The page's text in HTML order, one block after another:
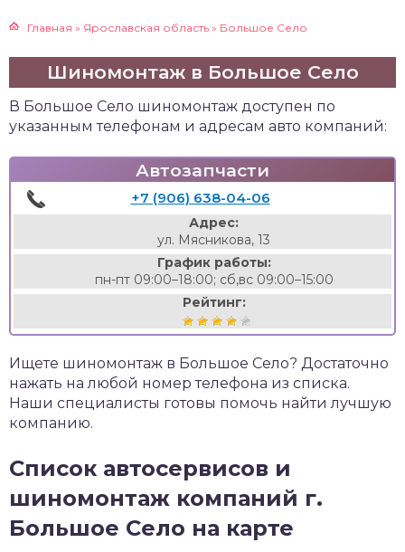
Главная » Ярославская область » Большое Село
Шиномонтаж в Большое Село
В Большое Село шиномонтаж доступен по
указанным телефонам и адресам авто компаний:
Автозапчасти
+7 (906) 638-04-06
Адрес:
ул. Мясникова, 13
График работы:
пн-пт 09:00–18:00; сб,вс 09:00–15:00
Рейтинг:
Ищете шиномонтаж в Большое Село? Достаточно
нажать на любой номер телефона из списка.
Наши специалисты готовы помочь найти лучшую
компанию.
Список автосервисов и
шиномонтаж компаний г.
Большое Село на карте